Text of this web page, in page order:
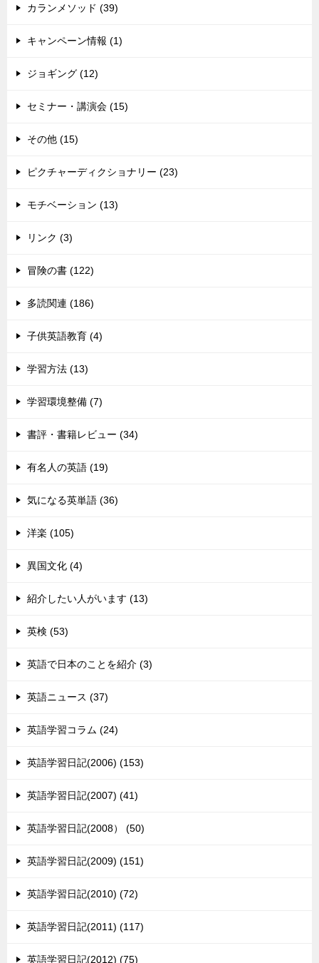
カランメソッド (39)
キャンペーン情報 (1)
ジョギング (12)
セミナー・講演会 (15)
その他 (15)
ピクチャーディクショナリー (23)
モチベーション (13)
リンク (3)
冒険の書 (122)
多読関連 (186)
子供英語教育 (4)
学習方法 (13)
学習環境整備 (7)
書評・書籍レビュー (34)
有名人の英語 (19)
気になる英単語 (36)
洋楽 (105)
異国文化 (4)
紹介したい人がいます (13)
英検 (53)
英語で日本のことを紹介 (3)
英語ニュース (37)
英語学習コラム (24)
英語学習日記(2006) (153)
英語学習日記(2007) (41)
英語学習日記(2008） (50)
英語学習日記(2009) (151)
英語学習日記(2010) (72)
英語学習日記(2011) (117)
英語学習日記(2012) (75)